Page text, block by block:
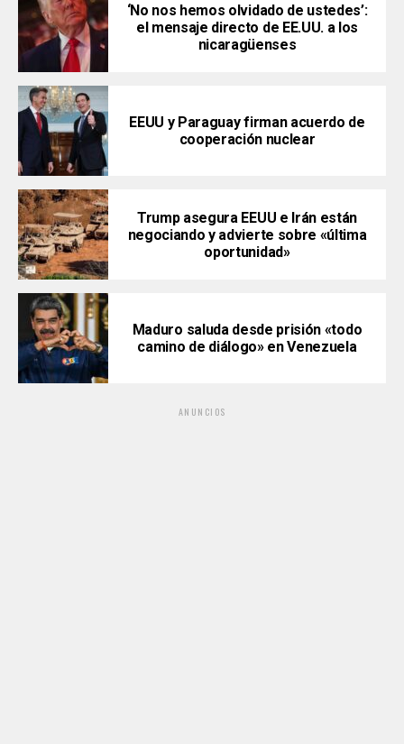
‘No nos hemos olvidado de ustedes’:
el mensaje directo de EE.UU. a los
nicaragüenses
EEUU y Paraguay firman acuerdo de
cooperación nuclear
Trump asegura EEUU e Irán están
negociando y advierte sobre «última
oportunidad»
Maduro saluda desde prisión «todo
camino de diálogo» en Venezuela
ANUNCIOS